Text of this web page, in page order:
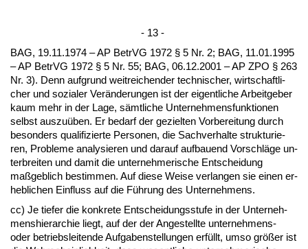
- 13 -
BAG, 19.11.1974 – AP Be­trVG 1972 § 5 Nr. 2; BAG, 11.01.1995
– AP Be­trVG 1972 § 5 Nr. 55; BAG, 06.12.2001 – AP ZPO § 263
Nr. 3). Denn auf­grund weit­rei­chen­der tech­ni­scher, wirt­schaft­li­
cher und so­zia­ler Verände­run­gen ist der ei­gent­li­che Ar­beit­ge­ber
kaum mehr in der La­ge, sämt­li­che Un­ter­neh­mens­funk­tio­nen
selbst aus­zuüben. Er be­darf der ge­ziel­ten Vor­be­rei­tung durch
be­son­ders qua­li­fi­zier­te Per­so­nen, die Sach­ver­hal­te struk­tu­rie­
ren, Pro­ble­me ana­ly­sie­ren und dar­auf auf­bau­end Vor­schläge un­
ter­brei­ten und da­mit die un­ter­neh­me­ri­sche Ent­schei­dung
maßgeb­lich be­stim­men. Auf die­se Wei­se ver­lan­gen sie ei­nen er­
heb­li­chen Ein­fluss auf die Führung des Un­ter­neh­mens.
cc) Je tie­fer die kon­kre­te Ent­schei­dungs­stu­fe in der Un­ter­neh­
mens­hier­ar­chie liegt, auf der der An­ge­stell­te un­ter­neh­mens-
oder be­triebs­lei­ten­de Auf­ga­ben­stel­lun­gen erfüllt, um­so größer ist